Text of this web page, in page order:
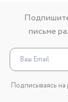
письме
Подписываясь на